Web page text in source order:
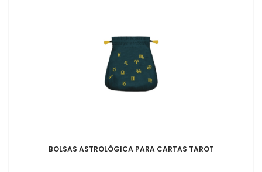
BOLSAS ASTROLÓGICA PARA CARTAS TAROT